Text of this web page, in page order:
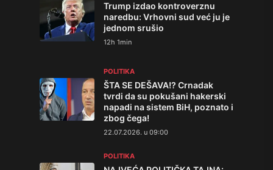
Trump izdao kontroverznu
naredbu: Vrhovni sud već ju je
jednom srušio
12h 1min
POLITIKA
ŠTA SE DEŠAVA!? Crnadak
tvrdi da su pokušani hakerski
napadi na sistem BiH, poznato i
zbog čega!
22.07.2026. u 09:00
POLITIKA